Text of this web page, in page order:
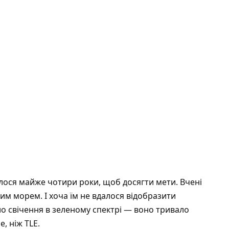
майже чотири роки, щоб досягти мети. Вчені
морем. І хоча їм не вдалося відобразити
свічення в зеленому спектрі — воно тривало
ніж TLE.